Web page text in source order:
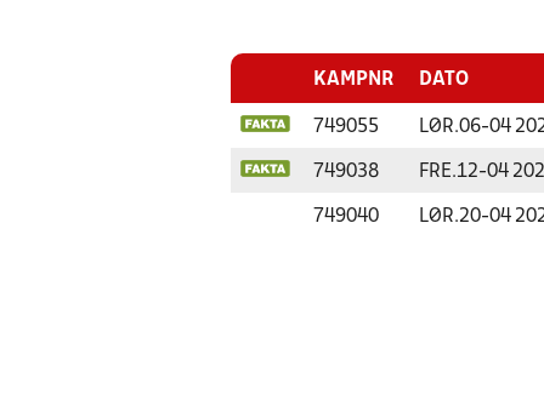
KAMPNR DATO
749055 LØR.06-04
749038 FRE.12-04
749040 LØR.20-04